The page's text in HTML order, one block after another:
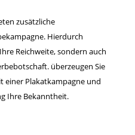
zusätzliche
Hierdurch
Reichweite, sondern auch
überzeugen Sie
einer Plakatkampagne und
Ihre Bekanntheit.